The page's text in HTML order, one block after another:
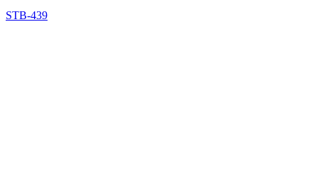
STB-439